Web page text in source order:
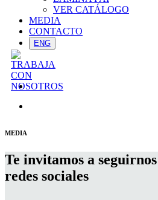
VER CATÁLOGO
MEDIA
CONTACTO
ENG
MEDIA
Te invitamos a
redes sociales